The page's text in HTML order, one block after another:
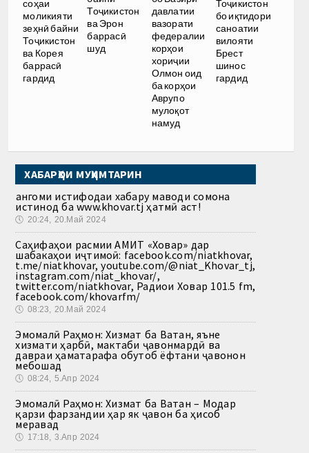
соҳаи
моликияти
зеҳнӣ байни
Тоҷикистон
ва Корея
баррасӣ
гардид
Тоҷикистон
ва Эрон
баррасӣ
шуд
давлатии
вазорати
федералии
корҳои
хориҷии
Олмон оид
ба корҳои
Аврупо
мулоқот
намуд
Тоҷикистон
бо иқтидори
саноатии
вилояти
Брест
шинос
гардид
ХАБАРҲОИ МУҲИМТАРИН
Ҳангоми истифодаи хабару маводи сомона
истинод ба www.khovar.tj ҳатмӣ аст!
🕔 20:24, 20.Май 2024
Саҳифаҳои расмии АМИТ «Ховар» дар
шабакаҳои иҷтимоӣ: facebook.com/niatkhovar,
t.me/niatkhovar, youtube.com/@niat_Khovar_tj,
instagram.com/niat_khovar/,
twitter.com/niatkhovar, Радиои Ховар 101.5 fm,
facebook.com/khovarfm/
🕔 08:23, 20.Май 2024
Эмомалӣ Раҳмон: Хизмат ба Ватан, яъне
хизмати ҳарбӣ, мактаби ҷавонмардӣ ва
давраи ҳаматарафа обутоб ёфтани ҷавонон
мебошад
🕔 08:24, 5.Апр 2024
Эмомалӣ Раҳмон: Хизмат ба Ватан – Модар
қарзи фарзандии ҳар як ҷавон ба ҳисоб
меравад
🕔 17:18, 3.Апр 2024